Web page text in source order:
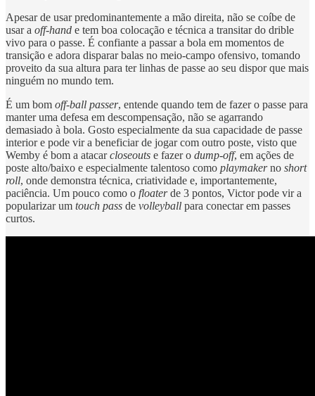
Apesar de usar predominantemente a mão direita, não se coíbe de
usar a off-hand e tem boa colocação e técnica a transitar do drible
vivo para o passe. É confiante a passar a bola em momentos de
transição e adora disparar balas no meio-campo ofensivo, tomando
proveito da sua altura para ter linhas de passe ao seu dispor que mais
ninguém no mundo tem.
É um bom off-ball passer, entende quando tem de fazer o passe para
manter uma defesa em descompensação, não se agarrando
demasiado à bola. Gosto especialmente da sua capacidade de passe
interior e pode vir a beneficiar de jogar com outro poste, visto que
Wemby é bom a atacarcloseouts e fazer o dump-off, em ações de
poste alto/baixo e especialmente talentoso como playmakerno short
roll, onde demonstra técnica, criatividade e, importantemente,
paciência. Um pouco como o floaterde 3 pontos, Victor pode vir a
popularizar um touch pass de volleyball para conectar em passes
curtos.